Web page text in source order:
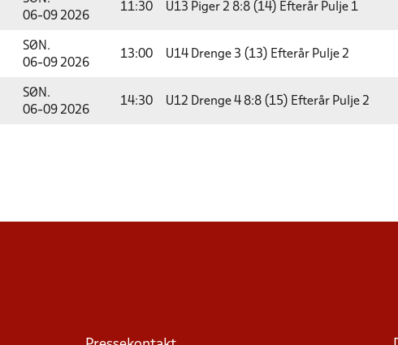
06-09 2026
11:30 U13 Piger 2 8:8 (14) Efterår Pulje 1
SØN.
06-09 2026
13:00 U14 Drenge 3 (13) Efterår Pulje 2
SØN.
06-09 2026
14:30 U12 Drenge 4 8:8 (15) Efterår Pulje 2